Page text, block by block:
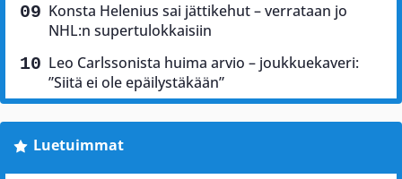
Konsta Helenius sai jättikehut – verrataan jo
NHL:n supertulokkaisiin
Leo Carlssonista huima arvio – joukkuekaveri:
”Siitä ei ole epäilystäkään”
Luetuimmat